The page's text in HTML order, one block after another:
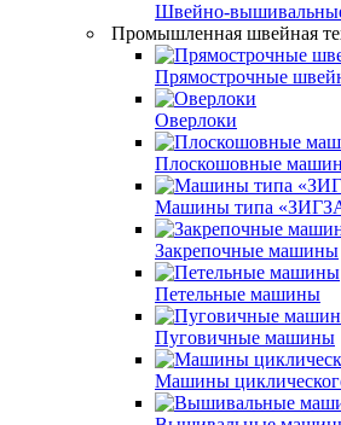
Швейно-
Промышленная швейная
Прямострочные
Оверлоки
Плоскошовные
Машины типа
Закрепочные машины
Петельные машины
Пуговичные машины
Машины